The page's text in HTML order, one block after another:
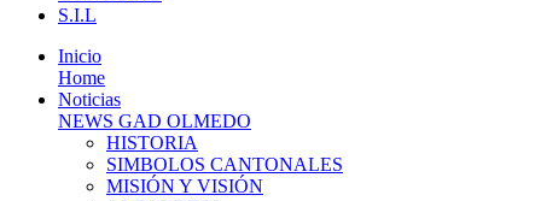
S.I.L
Inicio
Home
Noticias
NEWS GAD OLMEDO
HISTORIA
SIMBOLOS CANTONALES
MISIÓN Y VISIÓN